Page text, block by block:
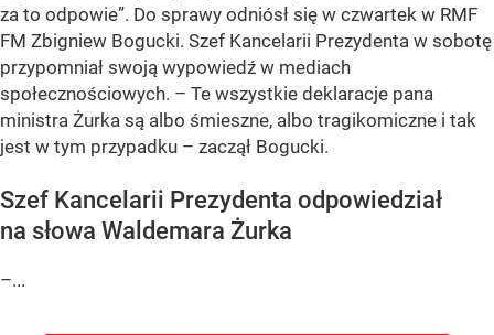
za to odpowie”. Do sprawy odniósł się w czwartek w RMF
FM Zbigniew Bogucki. Szef Kancelarii Prezydenta w sobotę
przypomniał swoją wypowiedź w mediach
społecznościowych. – Te wszystkie deklaracje pana
ministra Żurka są albo śmieszne, albo tragikomiczne i tak
jest w tym przypadku – zaczął Bogucki.
Szef Kancelarii Prezydenta odpowiedział
na słowa Waldemara Żurka
–...